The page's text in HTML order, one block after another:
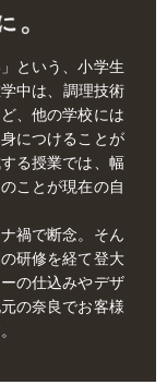
という、小学生
中は、調理技術
、他の学校には
につけることが
る授業では、幅
ことが現在の自
禍で断念。そん
研修を経て登大
の仕込みやデザ
の奈良でお客様